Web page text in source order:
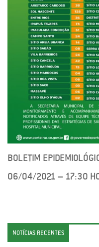
BOLETIM
06/04/2021 – 17:30
NOTÍCIAS RECENTES